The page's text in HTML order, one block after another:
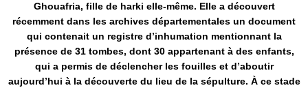
Ghouafria, fille de harki elle-même. Elle a découvert
récemment dans les archives départementales un document
qui contenait un registre d’inhumation mentionnant la
présence de 31 tombes, dont 30 appartenant à des enfants,
qui a permis de déclencher les fouilles et d’aboutir
aujourd’hui à la découverte du lieu de la sépulture. À ce stade